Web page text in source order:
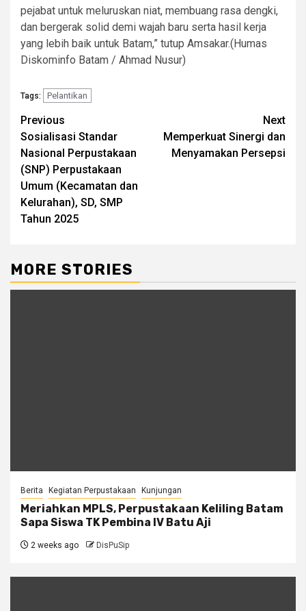
pejabat untuk meluruskan niat, membuang rasa dengki,
dan bergerak solid demi wajah baru serta hasil kerja
yang lebih baik untuk Batam,” tutup Amsakar.(Humas
Diskominfo Batam / Ahmad Nusur)
Tags: Pelantikan
Continue
Reading
Previous
Sosialisasi Standar
Nasional Perpustakaan
(SNP) Perpustakaan
Umum (Kecamatan dan
Kelurahan), SD, SMP
Tahun 2025
Next
Memperkuat Sinergi dan
Menyamakan Persepsi
MORE STORIES
Berita Kegiatan Perpustakaan Kunjungan
Meriahkan MPLS, Perpustakaan Keliling Batam
Sapa Siswa TK Pembina IV Batu Aji
2 weeks ago DisPuSip